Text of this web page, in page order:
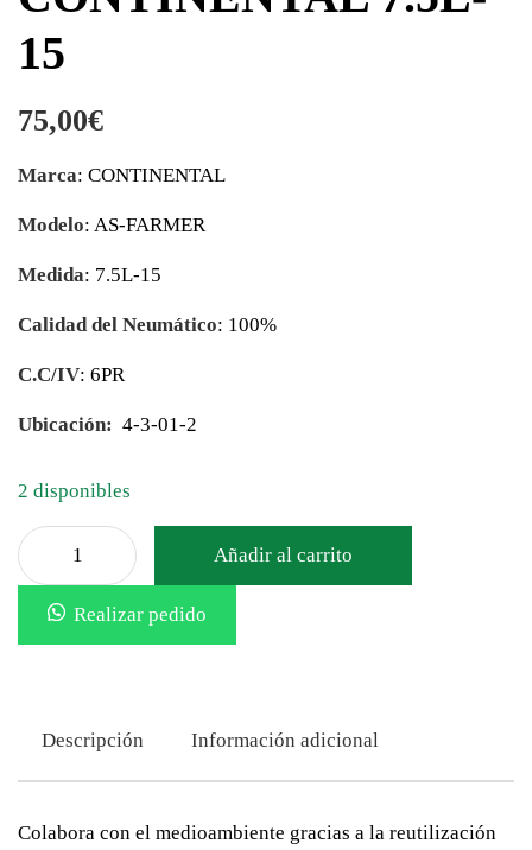
15
75,00€
Marca: CONTINENTAL
Modelo: AS-FARMER
Medida: 7.5L-15
Calidad del Neumático: 100%
C.C/IV: 6PR
Ubicación: 4-3-01-2
2 disponibles
Añadir al carrito
Realizar pedido
Descripción Información adicional
Colabora con el medioambiente gracias a la reutilización